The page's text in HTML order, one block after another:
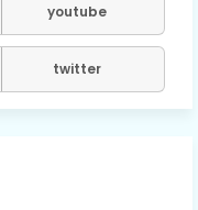
youtube
twitter